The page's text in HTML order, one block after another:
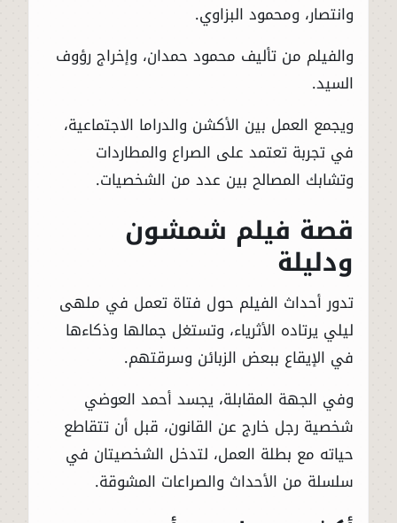
وانتصار، ومحمود البزاوي.
والفيلم من تأليف محمود حمدان، وإخراج رؤوف
السيد.
ويجمع العمل بين الأكشن والدراما الاجتماعية،
في تجربة تعتمد على الصراع والمطاردات
وتشابك المصالح بين عدد من الشخصيات.
قصة فيلم شمشون
ودليلة
تدور أحداث الفيلم حول فتاة تعمل في ملهى
ليلي يرتاده الأثرياء، وتستغل جمالها وذكاءها
في الإيقاع ببعض الزبائن وسرقتهم.
وفي الجهة المقابلة، يجسد أحمد العوضي
شخصية رجل خارج عن القانون، قبل أن تتقاطع
حياته مع بطلة العمل، لتدخل الشخصيتان في
سلسلة من الأحداث والصراعات المشوقة.